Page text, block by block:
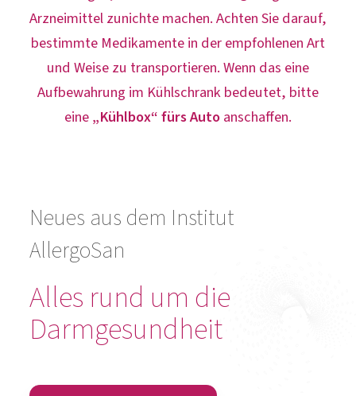
Arzneimittel zunichte machen. Achten Sie darauf,
bestimmte Medikamente in der empfohlenen Art
und Weise zu transportieren. Wenn das eine
Aufbewahrung im Kühlschrank bedeutet, bitte
eine„Kühlbox“ fürs Autoanschaffen.
Neues aus dem Institut
AllergoSan
Alles rund um die
Darmgesundheit